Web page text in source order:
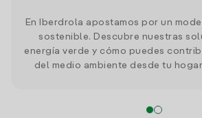
En Iberdrola apostamos por un
sostenible. Descubre nuestras
energía verde y cómo puedes
del medio ambiente desde tu